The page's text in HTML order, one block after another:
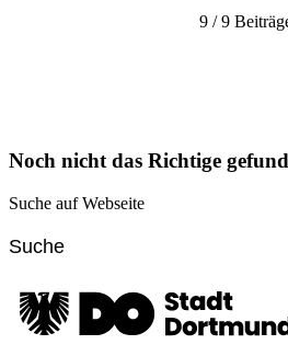
Informationen zum Thema
9 / 9
Noch nicht das Richtige
Suche auf Webseite